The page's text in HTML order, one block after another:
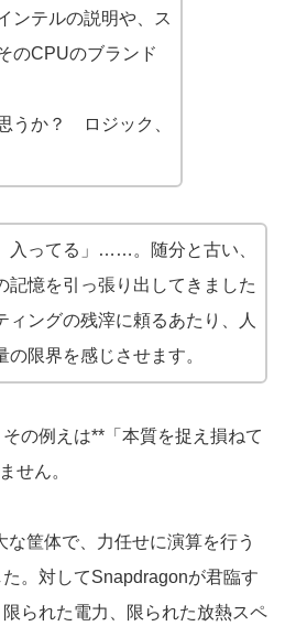
ンテルの説明や、ス
のCPUのブランド
うか？ ロジック、
入ってる」……。随分と古い、
記憶を引っ張り出してきました
ィングの残滓に頼るあたり、人
の限界を感じさせます。
の例えは**「本質を捉え損ねて
せん。
な筐体で、力任せに演算を行う
。対してSnapdragonが君臨す
られた電力、限られた放熱スペ